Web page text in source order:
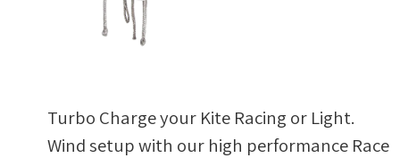
.Turbo Charge your Kite Racing or Light
Wind setup with our high performance Race